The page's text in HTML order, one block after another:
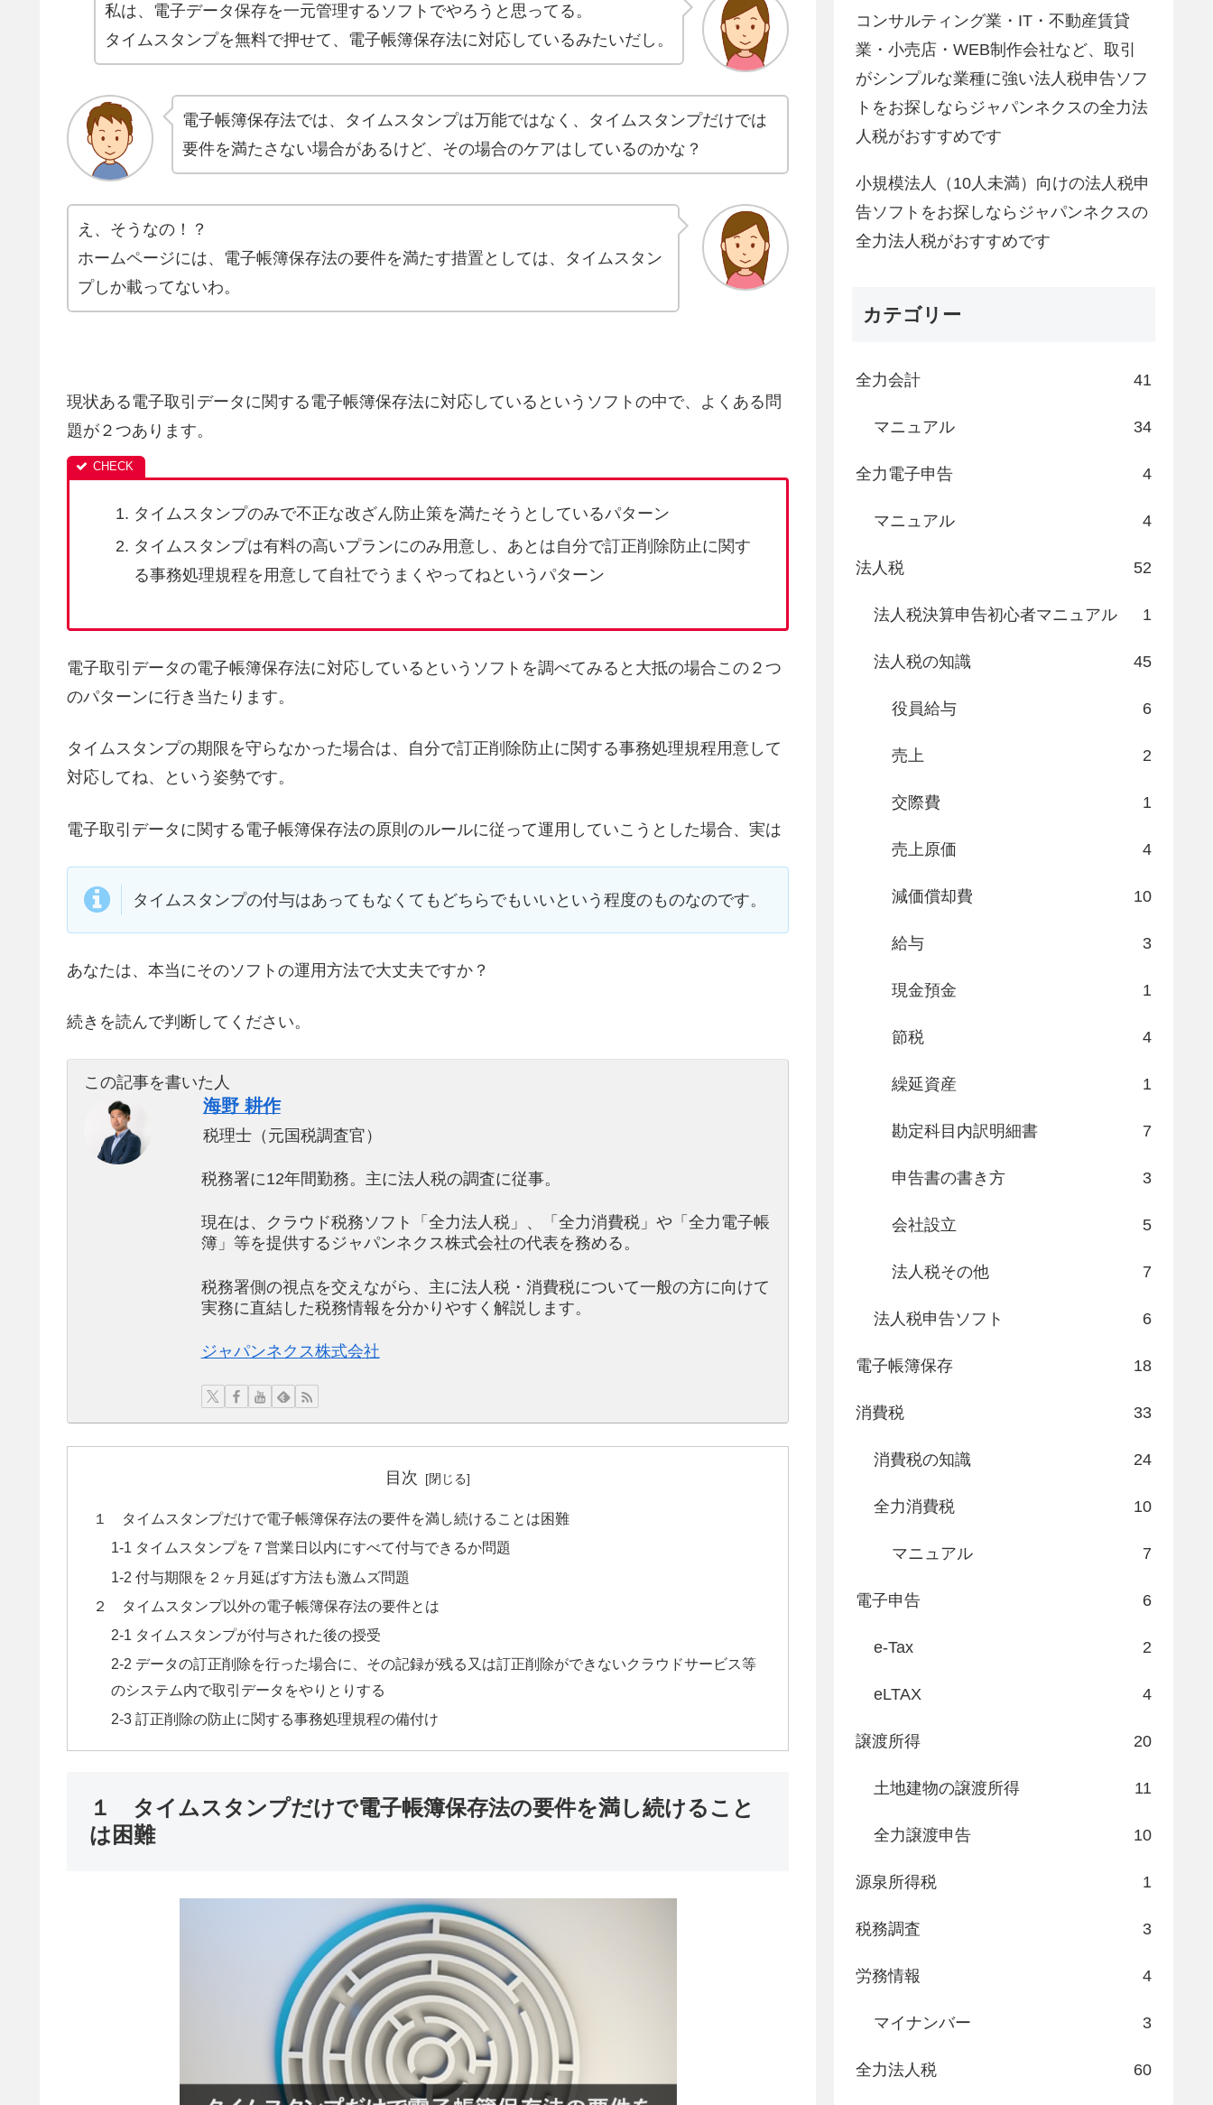
私は、電子データ保存を一元管理するソフトでやろうと思ってる。
タイムスタンプを無料で押せて、電子帳簿保存法に対応しているみたいだし。
電子帳簿保存法では、タイムスタンプは万能ではなく、タイムスタンプだけでは
要件を満たさない場合があるけど、その場合のケアはしているのかな？
え、そうなの！？
ホームページには、電子帳簿保存法の要件を満たす措置としては、タイムスタン
プしか載ってないわ。
現状ある電子取引データに関する電子帳簿保存法に対応しているというソフトの中で、よくある問
題が２つあります。
タイムスタンプのみで不正な改ざん防止策を満たそうとしているパターン
タイムスタンプは有料の高いプランにのみ用意し、あとは自分で訂正削除防止に関す
る事務処理規程を用意して自社でうまくやってねというパターン
電子取引データの電子帳簿保存法に対応しているというソフトを調べてみると大抵の場合この２つ
のパターンに行き当たります。
タイムスタンプの期限を守らなかった場合は、自分で訂正削除防止に関する事務処理規程用意して
対応してね、という姿勢です。
電子取引データに関する電子帳簿保存法の原則のルールに従って運用していこうとした場合、実は
タイムスタンプの付与はあってもなくてもどちらでもいいという程度のものなのです。
あなたは、本当にそのソフトの運用方法で大丈夫ですか？
続きを読んで判断してください。
この記事を書いた人
海野 耕作
税理士（元国税調査官）
税務署に12年間勤務。主に法人税の調査に従事。
現在は、クラウド税務ソフト「全力法人税」、「全力消費税」や「全力電子帳
簿」等を提供するジャパンネクス株式会社の代表を務める。
税務署側の視点を交えながら、主に法人税・消費税について一般の方に向けて
実務に直結した税務情報を分かりやすく解説します。
ジャパンネクス株式会社
目次
１ タイムスタンプだけで電子帳簿保存法の要件を満し続けることは困難
1-1 タイムスタンプを７営業日以内にすべて付与できるか問題
1-2 付与期限を２ヶ月延ばす方法も激ムズ問題
２ タイムスタンプ以外の電子帳簿保存法の要件とは
2-1 タイムスタンプが付与された後の授受
2-2 データの訂正削除を行った場合に、その記録が残る又は訂正削除ができないクラウドサービス等
のシステム内で取引データをやりとりする
2-3 訂正削除の防止に関する事務処理規程の備付け
１ タイムスタンプだけで電子帳簿保存法の要件を満し続けること
は困難
コンサルティング業・IT・不動産賃貸
業・小売店・WEB制作会社など、取引
がシンプルな業種に強い法人税申告ソフ
トをお探しならジャパンネクスの全力法
人税がおすすめです
小規模法人（10人未満）向けの法人税申
告ソフトをお探しならジャパンネクスの
全力法人税がおすすめです
カテゴリー
全力会計 41
マニュアル 34
全力電子申告 4
マニュアル 4
法人税 52
法人税決算申告初心者マニュアル 1
法人税の知識 45
役員給与 6
売上 2
交際費 1
売上原価 4
減価償却費 10
給与 3
現金預金 1
節税 4
繰延資産 1
勘定科目内訳明細書 7
申告書の書き方 3
会社設立 5
法人税その他 7
法人税申告ソフト 6
電子帳簿保存 18
消費税 33
消費税の知識 24
全力消費税 10
マニュアル 7
電子申告 6
e-Tax 2
eLTAX 4
譲渡所得 20
土地建物の譲渡所得 11
全力譲渡申告 10
源泉所得税 1
税務調査 3
労務情報 4
マイナンバー 3
全力法人税 60